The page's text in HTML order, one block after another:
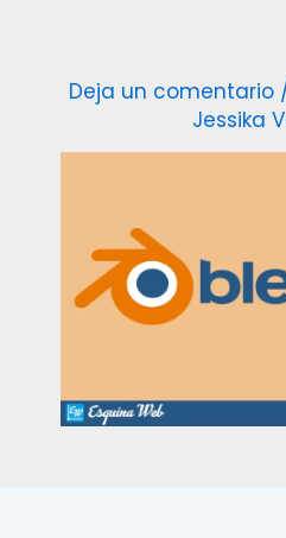
Deja un comentario
Jessika